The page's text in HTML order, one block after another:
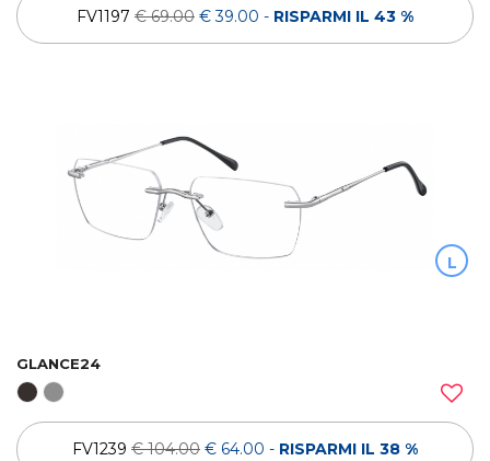
FV1197 € 69.00 € 39.00 - RISPARMI IL 43 %
L
GLANCE24
FV1239 € 104.00 € 64.00 - RISPARMI IL 38 %